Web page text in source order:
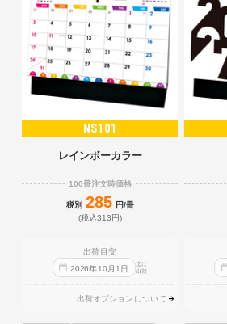
NS101
レインボーカラー
100冊注文時価格
税別 285 円/冊
(税込313円)
出荷目安
2026年10 月 1 日
迄に
出荷
出荷オプションについて